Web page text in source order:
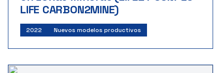
LIFE CARBON2MINE)
2022 Nuevos modelos productivos